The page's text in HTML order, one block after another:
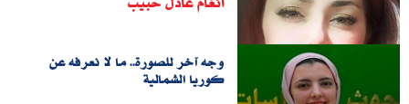
وجه آخر للصورة.. ما لا نعرفه عن
كوريا الشمالية